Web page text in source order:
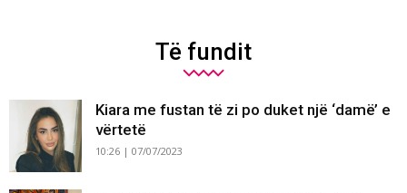
Të fundit
Kiara me fustan të zi po duket një ‘damë’ e
vërtetë
10:26 | 07/07/2023